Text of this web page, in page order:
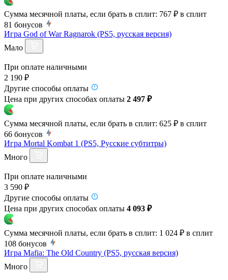
Сумма месячной платы, если брать в сплит: 767 ₽ в сплит
81 бонусов
Игра God of War Ragnarok (PS5, русская версия)
Мало
При оплате наличными
2 190 ₽
Другие способы оплаты
Цена при других способах оплаты 2 497 ₽
Сумма месячной платы, если брать в сплит: 625 ₽ в сплит
66 бонусов
Игра Mortal Kombat 1 (PS5, Русские субтитры)
Много
При оплате наличными
3 590 ₽
Другие способы оплаты
Цена при других способах оплаты 4 093 ₽
Сумма месячной платы, если брать в сплит: 1 024 ₽ в сплит
108 бонусов
Игра Mafia: The Old Country (PS5, русская версия)
Много